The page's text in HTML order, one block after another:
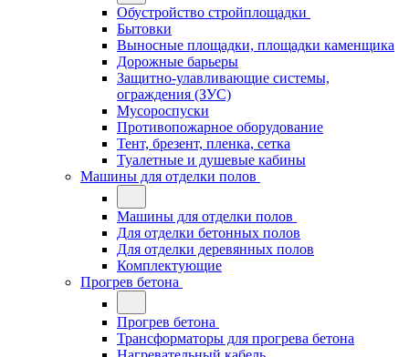
Обустройство стройплощадки
Бытовки
Выносные площадки, площадки каменщика
Дорожные барьеры
Защитно-улавливающие системы,
ограждения (ЗУС)
Мусороспуски
Противопожарное оборудование
Тент, брезент, пленка, сетка
Туалетные и душевые кабины
Машины для отделки полов
Машины для отделки полов
Для отделки бетонных полов
Для отделки деревянных полов
Комплектующие
Прогрев бетона
Прогрев бетона
Трансформаторы для прогрева бетона